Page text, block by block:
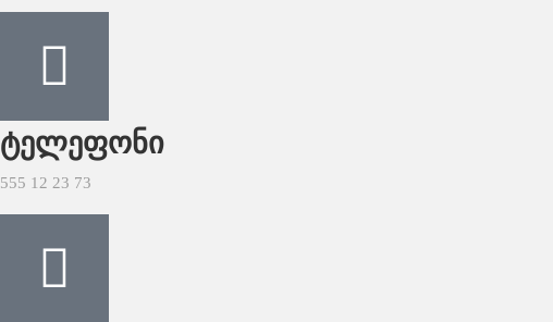
ტელეფონი
555 12 23 73